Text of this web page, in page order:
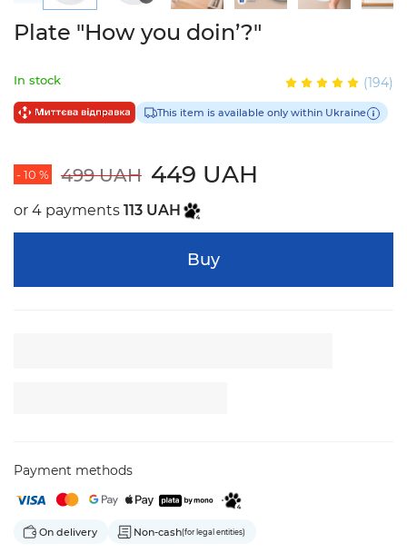
Plate "How you doin’?"
In stock (194)
This item is available only within Ukraine
- 10 % 499 UAH 449 UAH
or 4 payments 113 UAH
Buy
Payment methods
On delivery Non-cash(for legal entities)